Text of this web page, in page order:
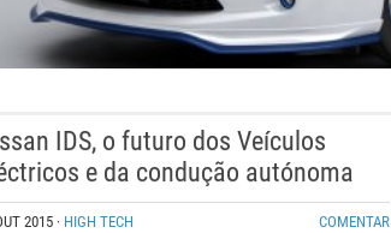
IDS, o futuro dos Veículos
e da condução autónoma
2015 · HIGH TECH COMENTAR